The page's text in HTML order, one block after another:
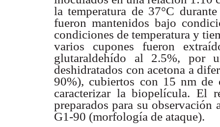
latemperatura de 37°C
fueron mantenidos bajo
condiciones de temperatura y
varios cupones fueron
glutaraldehído al 2.5%,
deshidratados con acetona a
90%), cubiertos con 15 nm
caracterizar la biopelícula.El
preparadospara su
G1-90 (morfología de ataque).